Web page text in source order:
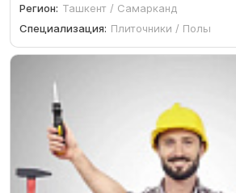
Регион: Ташкент / Самарканд
Специализация: Плиточники / Полы